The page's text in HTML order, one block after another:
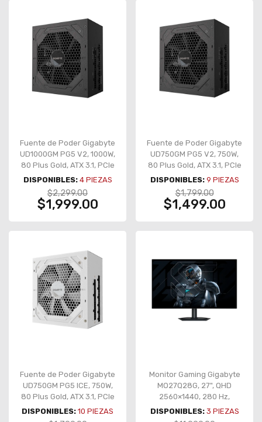
Fuente de Poder Gigabyte
UD1000GM PG5 V2, 1000W,
80 Plus Gold, ATX 3.1, PCIe
5.1, full modular – GP-
UD1000GM PG5 V2
DISPONIBLES: 4PIEZAS
$2,299.00
$1,999.00
Fuente de Poder Gigabyte
UD750GM PG5 V2, 750W,
80 Plus Gold, ATX 3.1, PCIe
5.1, full modular – GP-
UD750GM PG5 V2
DISPONIBLES: 9 PIEZAS
$1,799.00
$1,499.00
Fuente de Poder Gigabyte
UD750GM PG5 ICE, 750W,
80 Plus Gold, ATX 3.1, PCIe
5.1, Full modular, blanco –
GP-UD750GM PG5 ICE
DISPONIBLES: 10 PIEZAS
Monitor Gaming Gigabyte
MO27Q28G, 27", QHD
2560×1440, 280 Hz,
WOLED, 0.03 ms, HDR True
Black 500,
DISPONIBLES: 3 PIEZAS